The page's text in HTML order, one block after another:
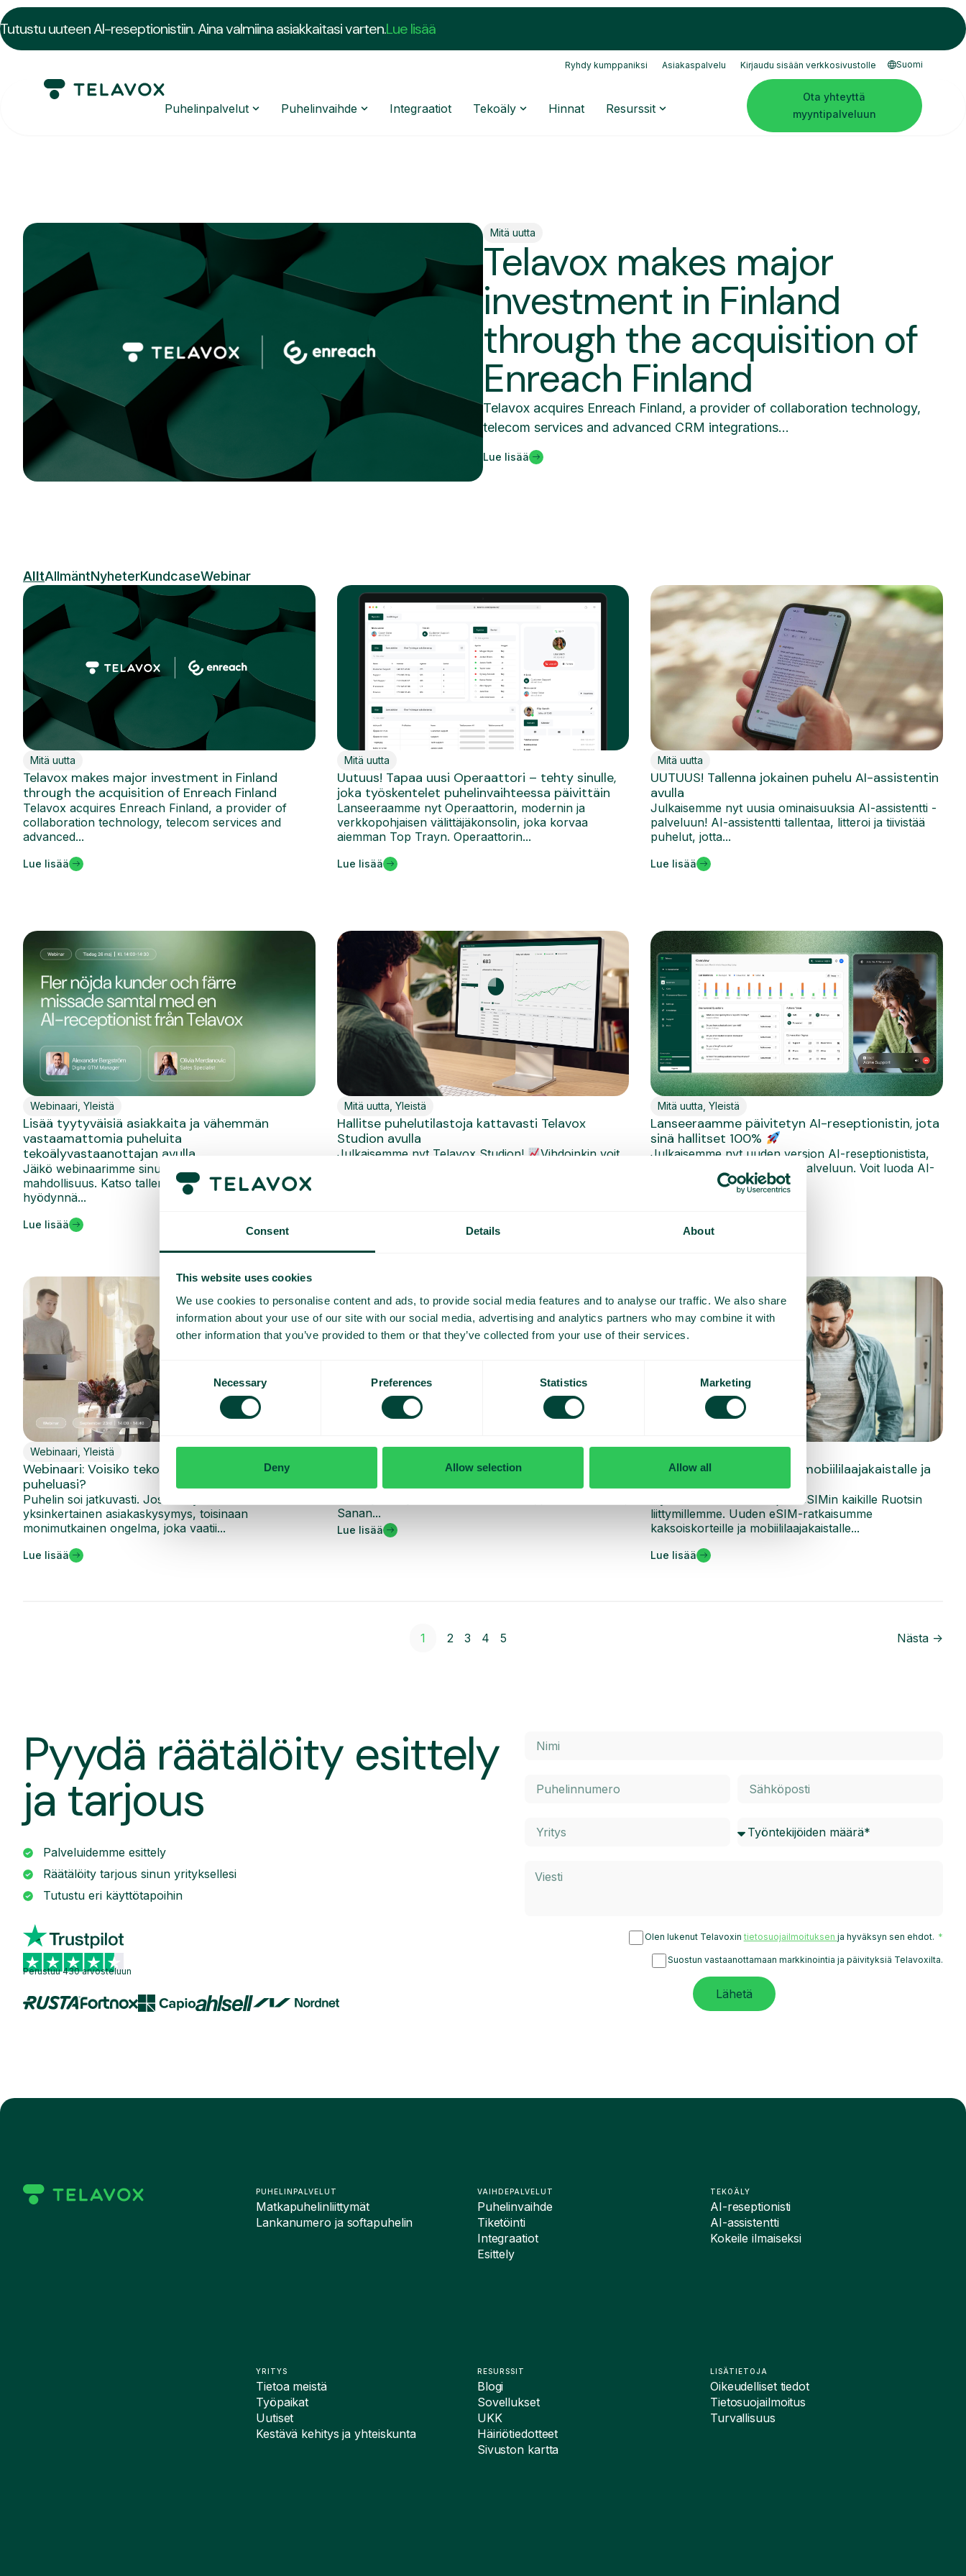
Consent Details About
This website uses cookies
We use cookies to personalise content and ads, to provide social media features and to analyse our traffic. We also share
information about your use of our site with our social media, advertising and analytics partners who may combine it with
other information that you’ve provided to them or that they’ve collected from your use of their services.
Consent
Necessary Preferences Statistics Marketing
Deny Allow selection Allow all
Tutustu uuteen AI-reseptionistiin. Aina valmiina asiakkaitasi varten.Lue lisää
Ryhdy kumppaniksi Asiakaspalvelu Kirjaudu sisään verkkosivustolle Suomi
Puhelinpalvelut Puhelinvaihde Integraatiot Tekoäly Hinnat Resurssit
Ota yhteyttä
myyntipalveluun
Mitä uutta
Telavox makes major
investment in Finland
through the acquisition of
Enreach Finland
Telavox acquires Enreach Finland, a provider of collaboration technology,
telecom services and advanced CRM integrations...
Lue lisää
AlltAllmäntNyheterKundcaseWebinar
Mitä uutta
Telavox makes major investment in Finland
through the acquisition of Enreach Finland
Telavox acquires Enreach Finland, a provider of
collaboration technology, telecom services and
advanced...
Lue lisää
Mitä uutta
Uutuus! Tapaa uusi Operaattori – tehty sinulle,
joka työskentelet puhelinvaihteessa päivittäin
Lanseeraamme nyt Operaattorin, modernin ja
verkkopohjaisen välittäjäkonsolin, joka korvaa
aiemman Top Trayn. Operaattorin...
Lue lisää
Mitä uutta
UUTUUS! Tallenna jokainen puhelu AI-assistentin
avulla
Julkaisemme nyt uusia ominaisuuksia AI-assistentti -
palveluun! AI-assistentti tallentaa, litteroi ja tiivistää
puhelut, jotta...
Lue lisää
Webinaari Yleistä
Lisää tyytyväisiä asiakkaita ja vähemmän
vastaamattomia puheluita
tekoälyvastaanottajan avulla
Jäikö webinaarimme sinulta väliin? Nyt sinulla on
mahdollisuus. Katso tallenne jälkikäteen ja
hyödynnä...
Lue lisää
Mitä uutta Yleistä
Hallitse puhelutilastoja kattavasti Telavox
Studion avulla
Julkaisemme nyt Telavox Studion!
Vihdoinkin voit
Mitä uutta ,Yleistä
Lanseeraamme päivitetyn AI-reseptionistin, jota
sinä hallitset 100%
Julkaisemme nyt uuden version AI-reseptionistista,
jossa keskitytään täysin itsepalveluun. Voit luoda AI-
reseptionistin suoraan...
Webinaari Yleistä
Webinaari: Voisiko tekoäly hoitaa seuraavat 100
puheluasi?
Puhelin soi jatkuvasti. Joskus kyseessä on
yksinkertainen asiakaskysymys, toisinaan
monimutkainen ongelma, joka vaatii...
Lue lisää
Teknologia
Kuinka tekoäly muuttaa viestintää ja yhteistyötä
Miten tekoäly muuttaa tapaamme kommunikoida ja
Sanan...
Lue lisää
Telavox lanseeraa eSIMin mobiililaajakaistalle ja
Nyt voimme vihdoin tarjota eSIMin kaikille Ruotsin
liittymillemme. Uuden eSIM-ratkaisumme
kaksoiskorteille ja mobiililaajakaistalle...
Lue lisää
1 2 3 4 5 Nästa ->
Pyydä räätälöity esittely
ja tarjous
Palveluidemme esittely
Räätälöity tarjous sinun yrityksellesi
Tutustu eri käyttötapoihin
Perustuu 430 arvosteluun
Olen lukenut Telavoxin tietosuojailmoituksen ja hyväksyn sen ehdot.
Suostun vastaanottamaan markkinointia ja päivityksiä Telavoxilta.
Lähetä
PUHELINPALVELUT
Matkapuhelinliittymät
Lankanumero ja softapuhelin
YRITYS
Tietoa meistä
Työpaikat
Uutiset
Kestävä kehitys ja yhteiskunta
VAIHDEPALVELUT
Puhelinvaihde
Tiketöinti
Integraatiot
Esittely
RESURSSIT
Blogi
Sovellukset
UKK
Häiriötiedotteet
Sivuston kartta
TEKOÄLY
AI-reseptionisti
AI-assistentti
Kokeile ilmaiseksi
LISÄTIETOJA
Oikeudelliset tiedot
Tietosuojailmoitus
Turvallisuus